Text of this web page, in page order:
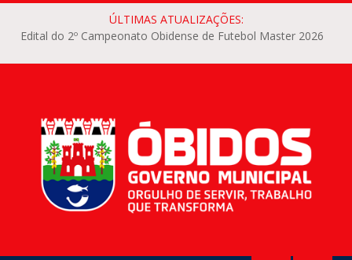
ÚLTIMAS ATUALIZAÇÕES:
Edital do 2º Campeonato Obidense de Futebol Master 2026